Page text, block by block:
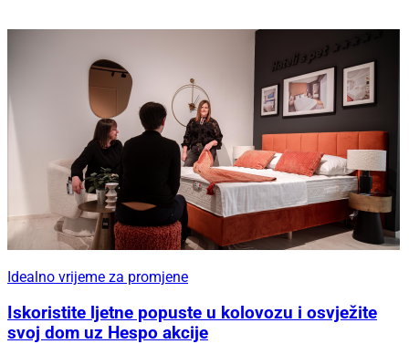
Idealno vrijeme za promjene
Iskoristite ljetne popuste u kolovozu i osvježite
svoj dom uz Hespo akcije